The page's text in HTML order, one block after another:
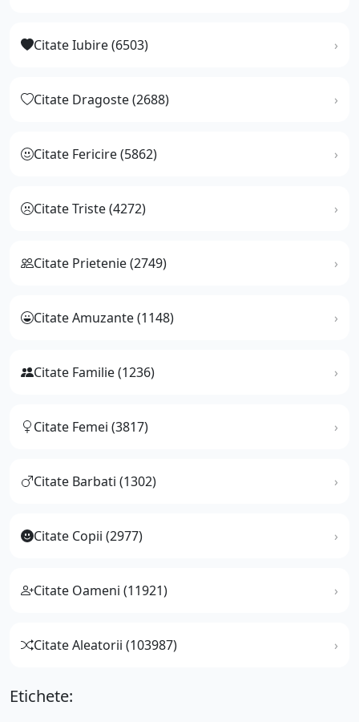
Citate Iubire (6503)
Citate Dragoste (2688)
Citate Fericire (5862)
Citate Triste (4272)
Citate Prietenie (2749)
Citate Amuzante (1148)
Citate Familie (1236)
Citate Femei (3817)
Citate Barbati (1302)
Citate Copii (2977)
Citate Oameni (11921)
Citate Aleatorii (103987)
Etichete: